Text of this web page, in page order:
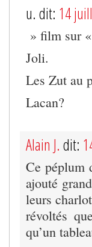
u. dit: 14
» film sur
Joli.
Les Zut au
Lacan?
Alain J. dit:
Ce péplum
ajouté
leurs
révoltés
qu’un